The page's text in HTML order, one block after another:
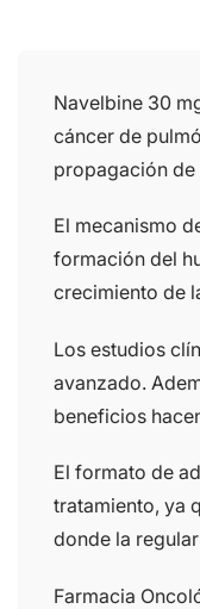
Navelbine 30
cáncer de
propagación de
El mecanismo
formación del
crecimiento de
Los estudios
avanzado.
beneficios
El formato de
tratamiento, ya
donde la
Farmacia